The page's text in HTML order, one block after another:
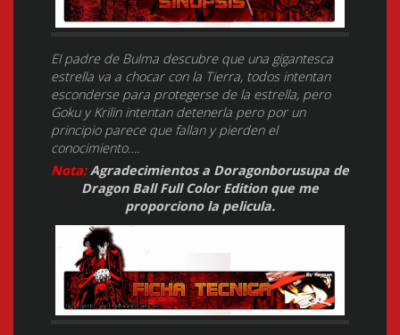
El padre de Bulma descubre que una gigantesca
estrella va a chocar con la Tierra, todos intentan
esconderse para protegerse de la estrella, pero
Goku y Krilin intentan detenerla pero por un
principio parece que fallan y pierden el
conocimiento….
Nota:Agradecimientos a Doragonborusupa de
Dragon Ball Full Color Edition que me
proporciono la pelicula.